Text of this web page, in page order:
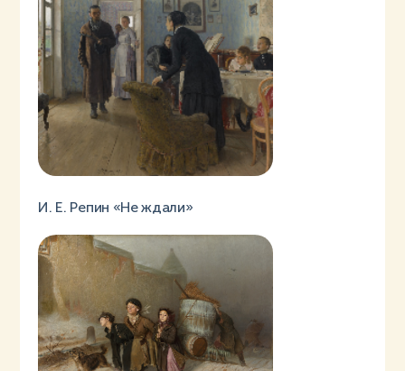
И. Е. Репин «Не ждали»